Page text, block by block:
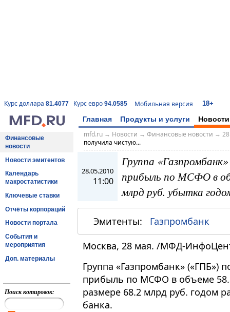
Курс доллара 81.4077 Курс евро 94.0585 Мобильная версия 18+
Главная Продукты и услуги Новости
Финансовые
новости
Новости эмитентов
Календарь
макростатистики
Ключевые ставки
Отчёты корпораций
Новости портала
События и
мероприятия
Доп. материалы
Поиск котировок:
mfd.ru→ Новости → Финансовые новости →
получила чистую...
28.05.2010
11:00
Группа
прибыль по МСФО в
млрд руб. убытка
Эмитенты: Газпромбанк
Москва, 28 мая. /МФД-
Группа «Газпромбанк» («ГПБ»)
прибыль по МСФО в объеме
размере 68.2 млрд руб. годом
банка.